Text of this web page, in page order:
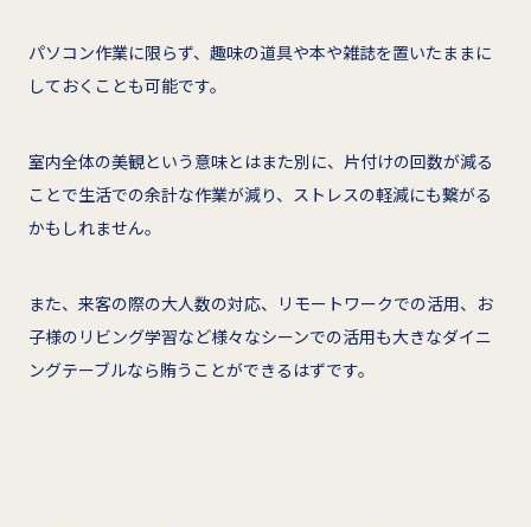
パソコン作業に限らず、趣味の道具や本や雑誌を置いたままに
しておくことも可能です。
室内全体の美観という意味とはまた別に、片付けの回数が減る
ことで生活での余計な作業が減り、ストレスの軽減にも繋がる
かもしれません。
また、来客の際の大人数の対応、リモートワークでの活用、お
子様のリビング学習など様々なシーンでの活用も大きなダイニ
ングテーブルなら賄うことができるはずです。